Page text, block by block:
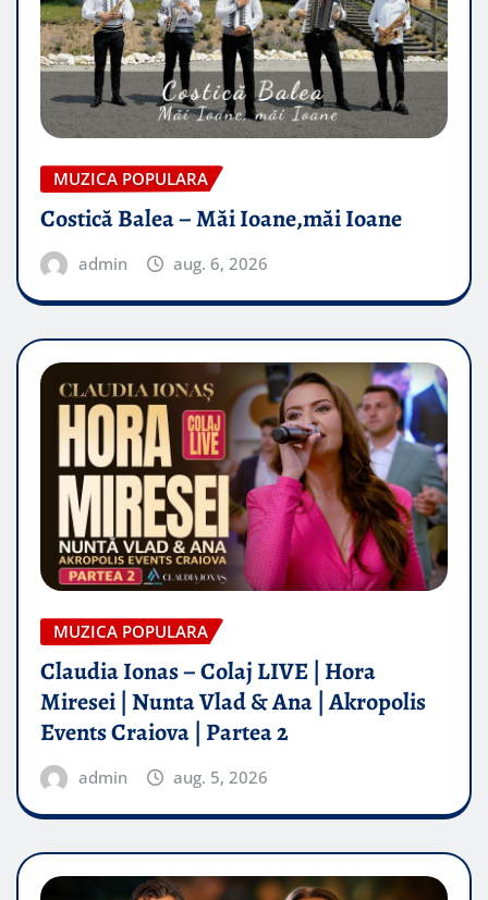
MUZICA POPULARA
Costică Balea – Măi Ioane,măi Ioane
admin aug. 6, 2026
MUZICA POPULARA
Claudia Ionas – Colaj LIVE | Hora
Miresei | Nunta Vlad & Ana | Akropolis
Events Craiova | Partea 2
admin aug. 5, 2026